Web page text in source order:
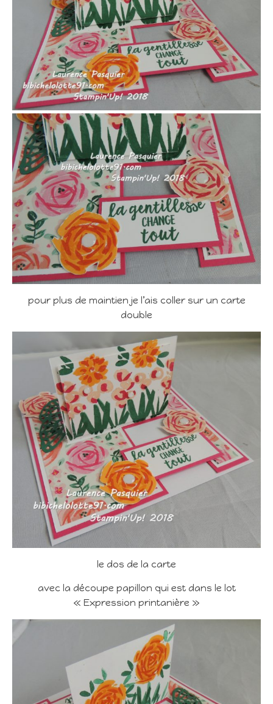
pour plus de maintien je l’ais coller sur un carte
double
le dos de la carte
avec la découpe papillon qui est dans le lot
« Expression printanière »